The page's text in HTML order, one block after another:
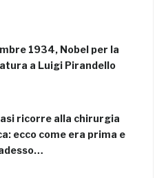
1934, Nobel per la
a Luigi Pirandello
ricorre alla chirurgia
ecco come era prima e